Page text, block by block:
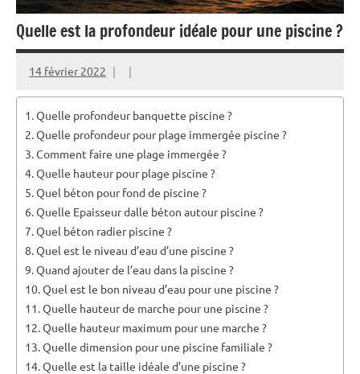
Quelle est la profondeur idéale pour une piscine ?
14 février 2022
Quelle profondeur banquette piscine ?
Quelle profondeur pour plage immergée piscine ?
Comment faire une plage immergée ?
Quelle hauteur pour plage piscine ?
Quel béton pour fond de piscine ?
Quelle Epaisseur dalle béton autour piscine ?
Quel béton radier piscine ?
Quel est le niveau d’eau d’une piscine ?
Quand ajouter de l’eau dans la piscine ?
Quel est le bon niveau d’eau pour une piscine ?
Quelle hauteur de marche pour une piscine ?
Quelle hauteur maximum pour une marche ?
Quelle dimension pour une piscine familiale ?
Quelle est la taille idéale d’une piscine ?